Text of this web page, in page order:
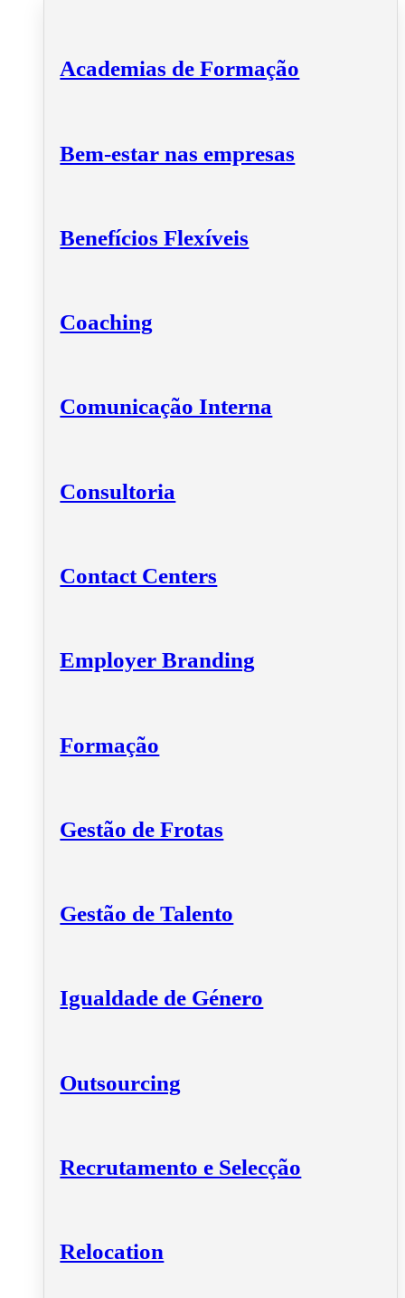
Academias de Formação
Bem-estar nas empresas
Benefícios Flexíveis
Coaching
Comunicação Interna
Consultoria
Contact Centers
Employer Branding
Formação
Gestão de Frotas
Gestão de Talento
Igualdade de Género
Outsourcing
Recrutamento e Selecção
Relocation